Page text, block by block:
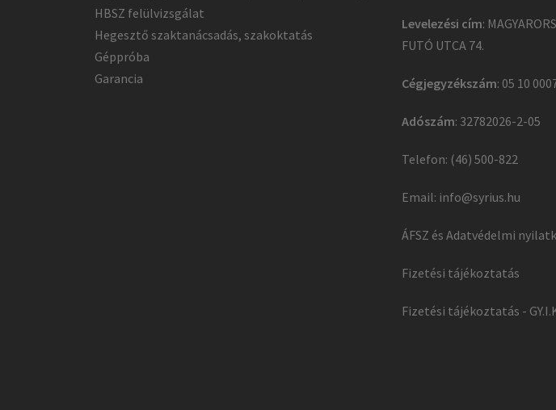
HBSZ felülvizsgálat
Hegesztő szaktanácsadás, szakoktatás
Géppróba
Garancia
Levelezési cím:
FUTÓ UTCA 74.
Cégjegyzékszám: 05 10
Adószám: 32782026-2-05
Telefon: (46) 500-822
Email: info@syrius.hu
ÁFSZ és Adatvédelmi
Fizetési tájékoztatás
Fizetési tájékoztatás -